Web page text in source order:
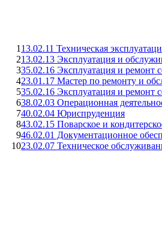
113.02.11 Техническая
213.02.13 Эксплуатация и
335.02.16 Эксплуатация и ремонт
423.01.17 Мастер по ремонту и
535.02.16 Эксплуатация и ремонт
638.02.03 Операционная
740.02.04 Юриспруденция
843.02.15 Поварское и
946.02.01 Документационное
1023.02.07 Техническое